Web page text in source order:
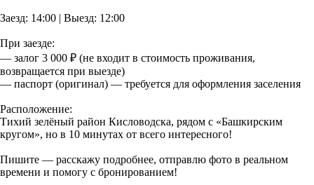
Заезд: 14:00 | Выезд: 12:00
При заезде:
— залог 3 000 ₽ (не входит в стоимость проживания,
возвращается при выезде)
— паспорт (оригинал) — требуется для оформления заселения
Расположение:
Тихий зелёный район Кисловодска, рядом с «Башкирским
кругом», но в 10 минутах от всего интересного!
Пишите — расскажу подробнее, отправлю фото в реальном
времени и помогу с бронированием!